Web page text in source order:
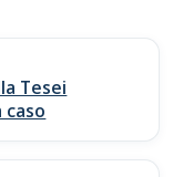
Tesei